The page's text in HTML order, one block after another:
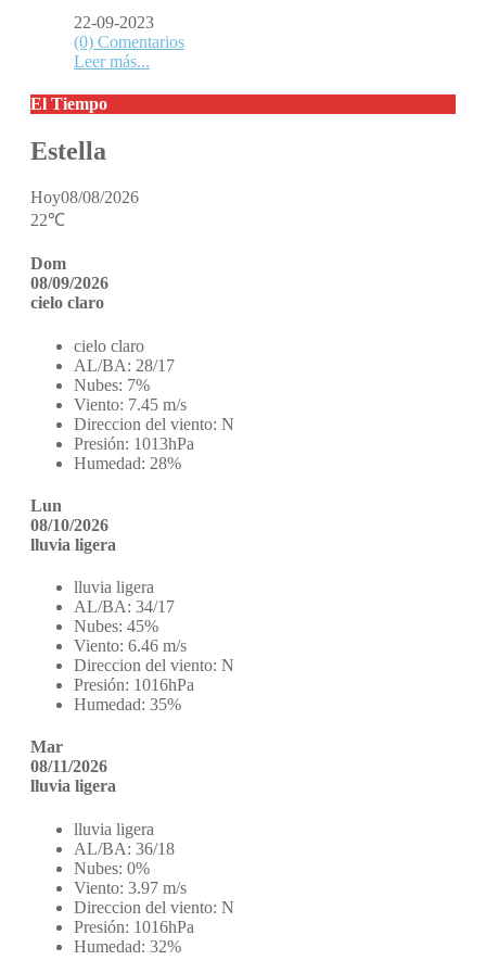
22-09-2023
(0) Comentarios
Leer más...
El Tiempo
Estella
Hoy08/08/2026
22℃
Dom
08/09/2026
cielo claro
cielo claro
AL/BA: 28/17
Nubes: 7%
Viento: 7.45 m/s
Direccion del viento: N
Presión: 1013hPa
Humedad: 28%
Lun
08/10/2026
lluvia ligera
lluvia ligera
AL/BA: 34/17
Nubes: 45%
Viento: 6.46 m/s
Direccion del viento: N
Presión: 1016hPa
Humedad: 35%
Mar
08/11/2026
lluvia ligera
lluvia ligera
AL/BA: 36/18
Nubes: 0%
Viento: 3.97 m/s
Direccion del viento: N
Presión: 1016hPa
Humedad: 32%